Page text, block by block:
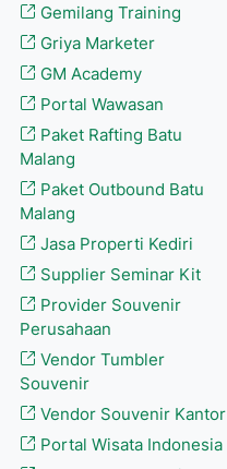
Gemilang Training
Griya Marketer
GM Academy
Portal Wawasan
Paket Rafting Batu
Malang
Paket Outbound Batu
Malang
Jasa Properti Kediri
Supplier Seminar Kit
Provider Souvenir
Perusahaan
Vendor Tumbler
Souvenir
Vendor Souvenir Kantor
Portal Wisata Indonesia